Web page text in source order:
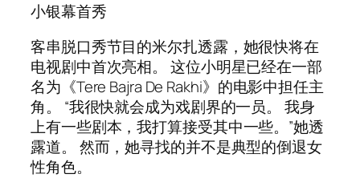
小银幕首秀
客串脱口秀节目的米尔扎透露，她很快将在
电视剧中首次亮相。 这位小明星已经在一部
名为《Tere Bajra De Rakhi》的电影中担任主
角。 “我很快就会成为戏剧界的一员。 我身
上有一些剧本，我打算接受其中一些。”她透
露道。 然而，她寻找的并不是典型的倒退女
性角色。